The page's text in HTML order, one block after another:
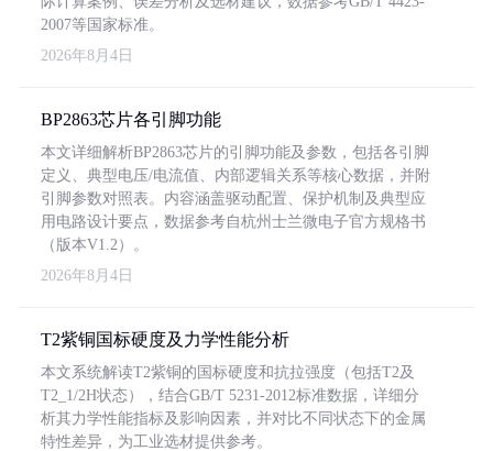
2007等国家标准。
2026年8月4日
BP2863芯片各引脚功能
本文详细解析BP2863芯片的引脚功能及参数，包括各引脚
定义、典型电压/电流值、内部逻辑关系等核心数据，并附
引脚参数对照表。内容涵盖驱动配置、保护机制及典型应
用电路设计要点，数据参考自杭州士兰微电子官方规格书
（版本V1.2）。
2026年8月4日
T2紫铜国标硬度及力学性能分析
本文系统解读T2紫铜的国标硬度和抗拉强度（包括T2及
T2_1/2H状态），结合GB/T 5231-2012标准数据，详细分
析其力学性能指标及影响因素，并对比不同状态下的金属
特性差异，为工业选材提供参考。